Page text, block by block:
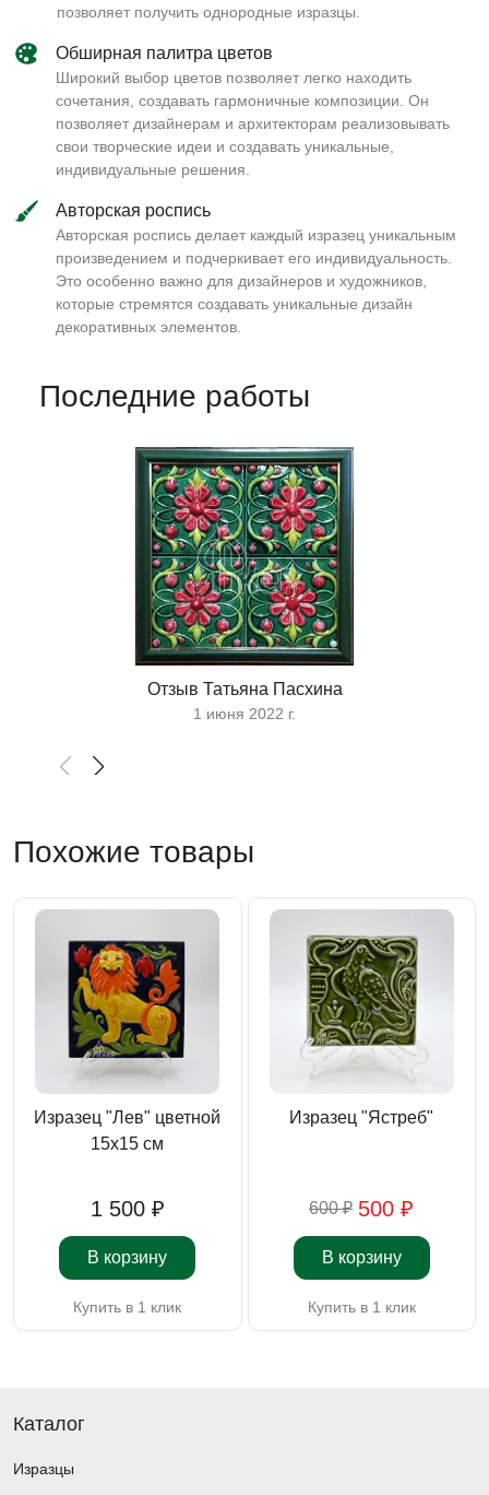
позволяет получить однородные изразцы.
Обширная палитра цветов
Широкий выбор цветов позволяет легко находить
сочетания, создавать гармоничные композиции. Он
позволяет дизайнерам и архитекторам реализовывать
свои творческие идеи и создавать уникальные,
индивидуальные решения.
Авторская роспись
Авторская роспись делает каждый изразец уникальным
произведением и подчеркивает его индивидуальность.
Это особенно важно для дизайнеров и художников,
которые стремятся создавать уникальные дизайн
декоративных элементов.
Последние работы
Отзыв Татьяна Пасхина
1 июня 2022 г.
Похожие товары
Изразец "Лев" цветной
15х15 см
1 500 ₽
В корзину
Купить в 1 клик
Изразец "Ястреб"
600 ₽ 500 ₽
В корзину
Купить в 1 клик
Каталог
Изразцы